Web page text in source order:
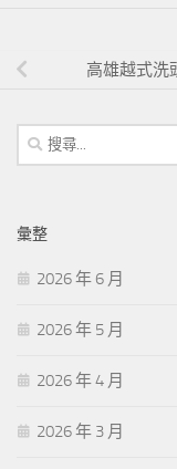
高雄越式洗
搜
尋
字:
彙整
2026 年 6 月
2026 年 5 月
2026 年 4 月
2026 年 3 月